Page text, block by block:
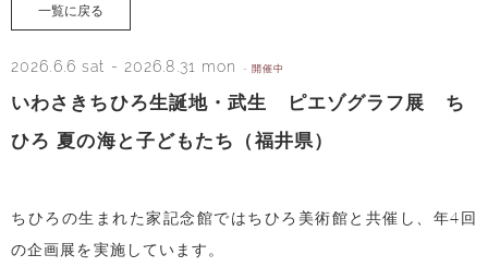
一覧に戻る
2026.6.6 sat - 2026.8.31 mon - 開催中
いわさきちひろ生誕地・武生 ピエゾグラフ展 ち
ひろ 夏の海と子どもたち（福井県）
ちひろの生まれた家記念館ではちひろ美術館と共催し、年4回
の企画展を実施しています。